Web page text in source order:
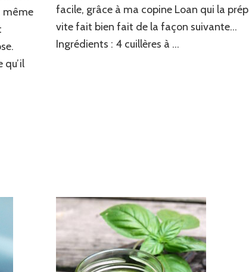
même
qu’il
facile, grâce à ma copine Loan qui la
vite fait bien fait de la façon suivante…
Ingrédients : 4 cuillères à …